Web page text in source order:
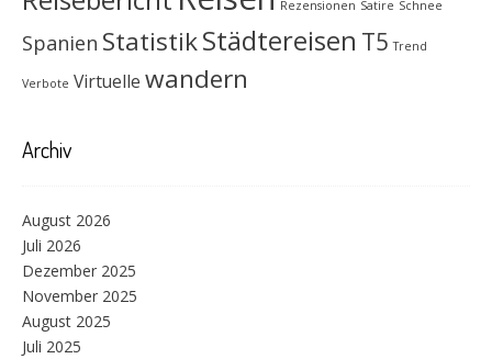
Rezensionen Satire Schnee
Spanien StatistikStädtereisen T5 Trend
Verbote Virtuelle wandern
Archiv
August 2026
Juli 2026
Dezember 2025
November 2025
August 2025
Juli 2025